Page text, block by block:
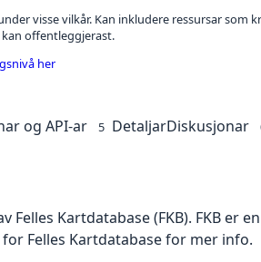
visse vilkår. Kan inkludere ressursar
offentleggjerast.
her
og API-ar 5 DetaljarDiskusjonar
Felles Kartdatabase (FKB). FKB
Felles Kartdatabase for mer info.